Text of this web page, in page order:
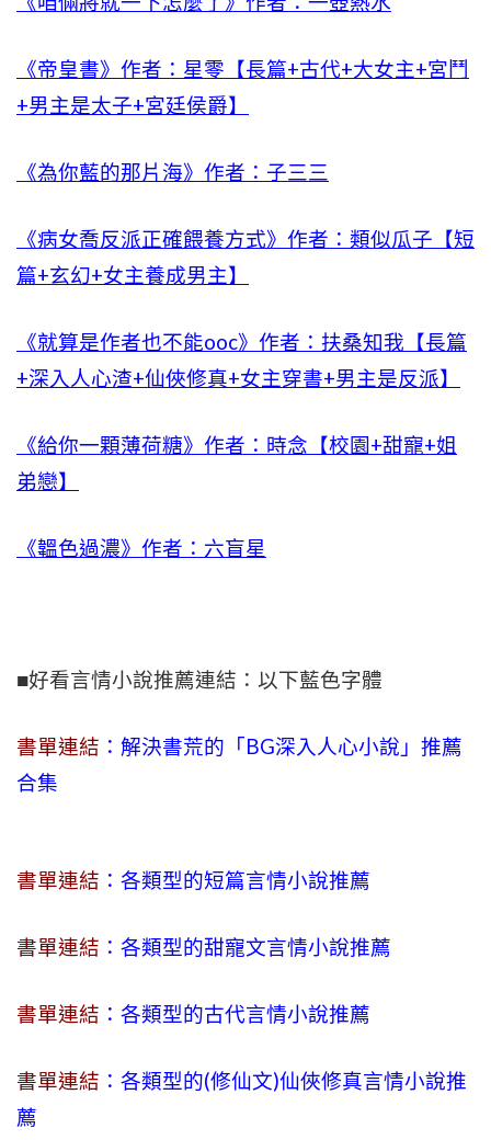
《帝皇書》作者：星零【長篇+古代+大女主+宮鬥
+男主是太子+宮廷侯爵】
《為你藍的那片海》作者：子三三
《病女喬反派正確餵養方式》作者：類似瓜子【短
篇+玄幻+女主養成男主】
《就算是作者也不能ooc》作者：扶桑知我【長篇
+深入人心渣+仙俠修真+女主穿書+男主是反派】
《給你一顆薄荷糖》作者：時念【校園+甜寵+姐
弟戀】
《韞色過濃》作者：六盲星
■好看言情小說推薦連結：以下藍色字體
書單連結 ：解決書荒的「BG深入人心小說」推薦
合集
書單連結 ：各類型的短篇言情小說推薦
書單連結 ：各類型的甜寵文言情小說推薦
書單連結 ：各類型的古代言情小說推薦
書單連結 ：各類型的(修仙文)仙俠修真言情小說推
薦